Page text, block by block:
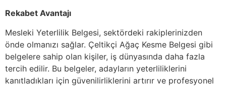
Rekabet Avantajı
Mesleki Yeterlilik Belgesi, sektördeki rakiplerinizden
önde olmanızı sağlar. Çeltikçi Ağaç Kesme Belgesi gibi
belgelere sahip olan kişiler, iş dünyasında daha fazla
tercih edilir. Bu belgeler, adayların yeterliliklerini
kanıtladıkları için güvenilirliklerini artırır ve profesyonel